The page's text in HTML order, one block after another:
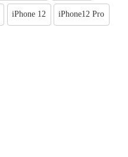
iPhone 12 iPhone12 Pro